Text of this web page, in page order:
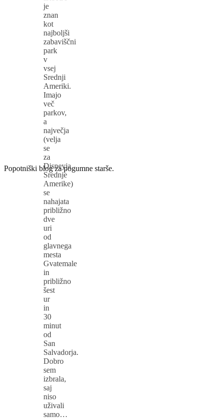
Popotniški blog za pogumne starše.
je
znan
kot
najboljši
zabaviščni
park
v
vsej
Srednji
Ameriki.
Imajo
več
parkov,
a
največja
(velja
se
za
Disneyja
Srednje
Amerike)
se
nahajata
približno
dve
uri
od
glavnega
mesta
Gvatemale
in
približno
šest
ur
in
30
minut
od
San
Salvadorja.
Dobro
sem
izbrala,
saj
niso
uživali
samo…